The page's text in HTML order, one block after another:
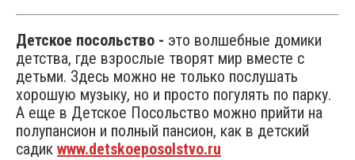
Детское посольство - это волшебные домики
детства, где взрослые творят мир вместе с
детьми. Здесь можно не только послушать
хорошую музыку, но и просто погулять по парку.
А еще в Детское Посольство можно прийти на
полупансион и полный пансион, как в детский
садик www.detskoeposolstvo.ru